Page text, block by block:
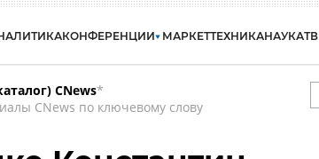
КОНФЕРЕНЦИИ МАРКЕТТЕХНИКАНАУКАТВ
CNews*
CNews по ключевому слову